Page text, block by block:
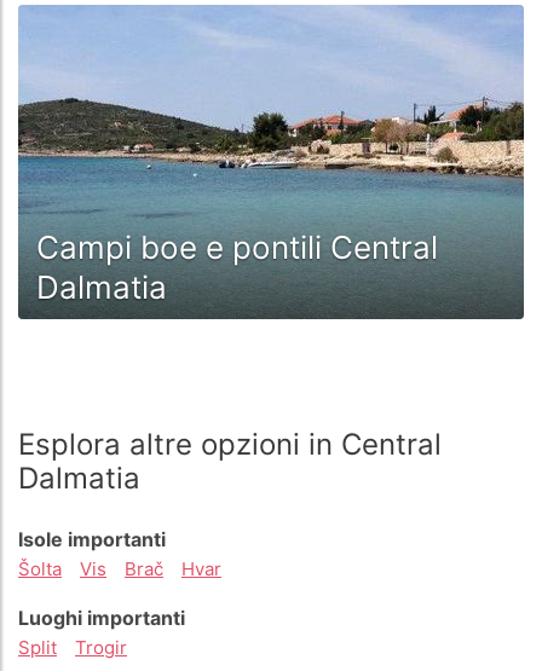
Campi boe e pontili Central
Dalmatia
Esplora altre opzioni in Central
Dalmatia
Isole importanti
Šolta Vis Brač Hvar
Luoghi importanti
Split Trogir